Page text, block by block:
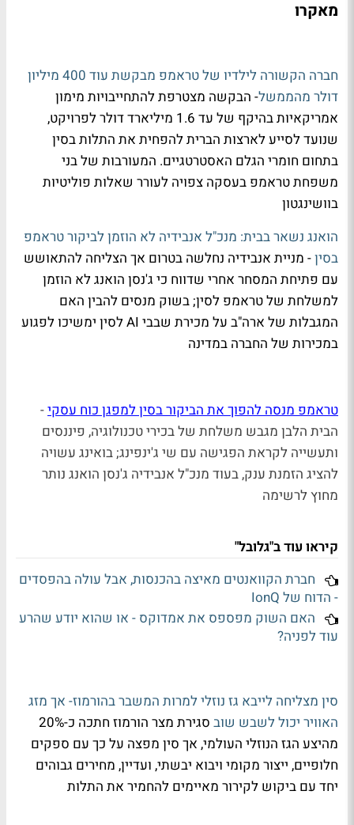
מאקרו
חברה הקשורה לילדיו של טראמפ מבקשת עוד 400 מיליון
דולר מהממשל- הבקשה מצטרפת להתחייבויות מימון
אמריקאיות בהיקף של עד 1.6 מיליארד דולר לפרויקט,
שנועד לסייע לארצות הברית להפחית את התלות בסין
בתחום חומרי הגלם האסטרטגיים. המעורבות של בני
משפחת טראמפ בעסקה צפויה לעורר שאלות פוליטיות
בוושינגטון
הואנג נשאר בבית: מנכ"ל אנבידיה לא הוזמן לביקור טראמפ
בסין- מניית אנבידיה נחלשה בטרום אך הצליחה להתאושש
עם פתיחת המסחר אחרי שדווח כי ג'נסן הואנג לא הוזמן
למשלחת של טראמפ לסין; בשוק מנסים להבין האם
המגבלות של ארה"ב על מכירת שבבי AI לסין ימשיכו לפגוע
במכירות של החברה במדינה
טראמפ מנסה להפוך את הביקור בסין למפגן כוח עסקי-
הבית הלבן מגבש משלחת של בכירי טכנולוגיה, פיננסים
ותעשייה לקראת הפגישה עם שי ג'ינפינג; בואינג עשויה
להציג הזמנת ענק, בעוד מנכ"ל אנבידיה ג'נסן הואנג נותר
מחוץ לרשימה
קיראו עוד ב"גלובל"
חברת הקוואנטים מאיצה בהכנסות, אבל עולה בהפסדים
- הדוח של IonQ
האם השוק מפספס את אמדוקס - או שהוא יודע שהרע
עוד לפניה?
סין מצליחה לייבא גז נוזלי למרות המשבר בהורמוז- אך מזג
האוויר יכול לשבש שוב
סגירת מצר הורמוז חתכה כ-20%
מהיצע הגז הנוזלי העולמי, אך סין מפצה על כך עם ספקים
חלופיים, ייצור מקומי ויבוא יבשתי, ועדיין, מחירים גבוהים
יחד עם ביקוש לקירור מאיימים להחמיר את התלות